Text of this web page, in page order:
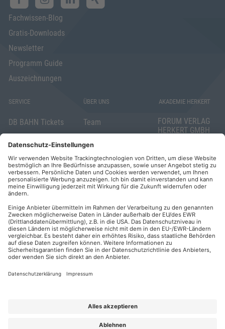
Fachwissen-Blog
Gratis-Downloads
Newsletter
Programm Guide
Auszeichnungen
SERVICE
DB BAHN Tickets
Widerrufsrecht
für Verbraucher
Elektronischer
Geschäftsverkehr
Barrierefreiheit
ÜBER UNS
Team
HERKERT
FORUM VERLAG
HERKERT
Kontakt
AKADEMIE HERKERT
FORUM VERLAG
HERKERT GMBH
86504 Merching
Telefon: +49
(0)8233 381-123
Telefax: +49
E-Mail:
herkert.de
Zahlung per
Rechnung